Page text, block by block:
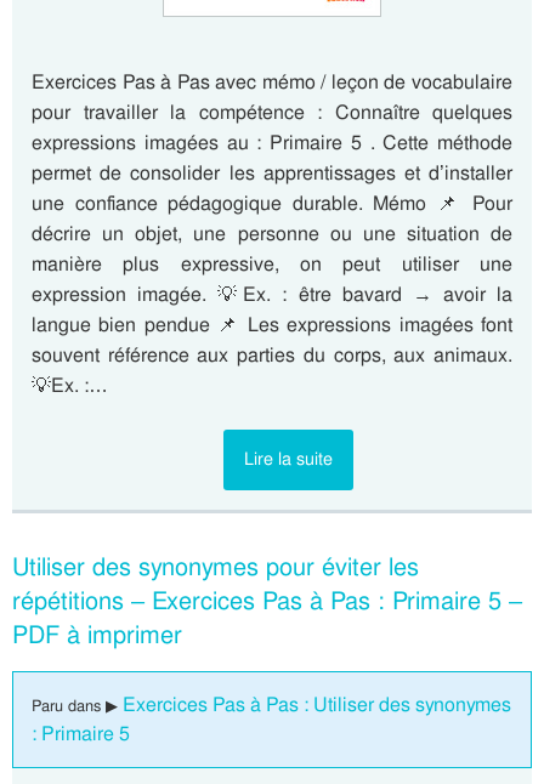
Exercices Pas à Pas avec mémo / leçon de vocabulaire
pour travailler la compétence : Connaître quelques
expressions imagées au : Primaire 5 . Cette méthode
permet de consolider les apprentissages et d’installer
une confiance pédagogique durable. Mémo 📌 Pour
décrire un objet, une personne ou une situation de
manière plus expressive, on peut utiliser une
expression imagée. 💡Ex. : être bavard → avoir la
langue bien pendue 📌 Les expressions imagées font
souvent référence aux parties du corps, aux animaux.
💡Ex. :…
Lire la suite
Utiliser des synonymes pour éviter les
répétitions – Exercices Pas à Pas : Primaire 5 –
PDF à imprimer
Paru dans ▶ Exercices Pas à Pas : Utiliser des synonymes
: Primaire 5